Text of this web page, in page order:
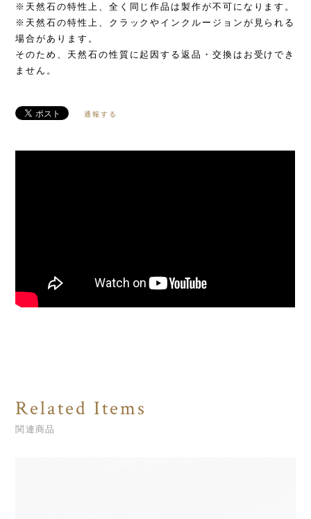
※天然石の特性上、全く同じ作品は製作が不可になります。
※天然石の特性上、クラックやインクルージョンが見られる
場合があります。
そのため、天然石の性質に起因する返品・交換はお受けでき
ません。
通報する
Related Items
関連商品